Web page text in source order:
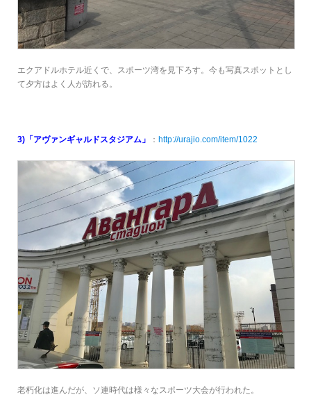
エクアドルホテル近くで、スポーツ湾を見下ろす。今も写真スポットとし
て夕方はよく人が訪れる。
3)「アヴァンギャルドスタジアム」 ： http://urajio.com/item/1022
老朽化は進んだが、ソ連時代は様々なスポーツ大会が行われた。